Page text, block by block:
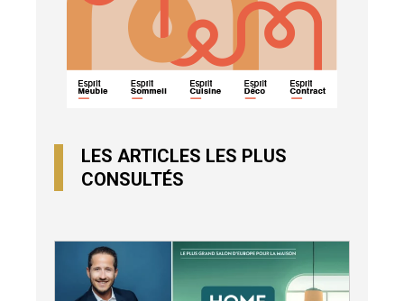
LES ARTICLES LES PLUS
CONSULTÉS